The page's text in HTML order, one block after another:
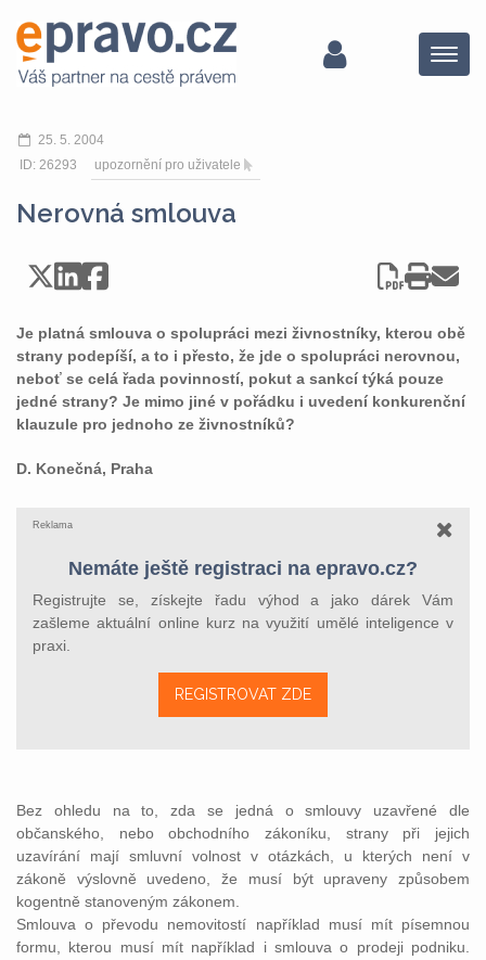
Menu
25. 5. 2004
ID: 26293
upozornění pro uživatele
Nerovná smlouva
Je platná smlouva o spolupráci mezi živnostníky, kterou obě
strany podepíší, a to i přesto, že jde o spolupráci nerovnou,
neboť se celá řada povinností, pokut a sankcí týká pouze
jedné strany? Je mimo jiné v pořádku i uvedení konkurenční
klauzule pro jednoho ze živnostníků?
D. Konečná, Praha
Reklama
Nemáte ještě registraci na epravo.cz?
Registrujte se, získejte řadu výhod a jako dárek Vám
zašleme aktuální online kurz na využití umělé inteligence v
praxi.
REGISTROVAT ZDE
Bez ohledu na to, zda se jedná o smlouvy uzavřené dle
občanského, nebo obchodního zákoníku, strany při jejich
uzavírání mají smluvní volnost v otázkách, u kterých není v
zákoně výslovně uvedeno, že musí být upraveny způsobem
kogentně stanoveným zákonem.
Smlouva o převodu nemovitostí například musí mít písemnou
formu, kterou musí mít například i smlouva o prodeji podniku.